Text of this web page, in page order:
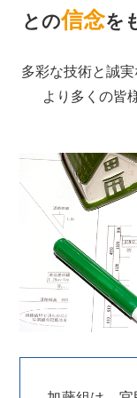
との信念を
多彩な技術と誠
より多くの皆